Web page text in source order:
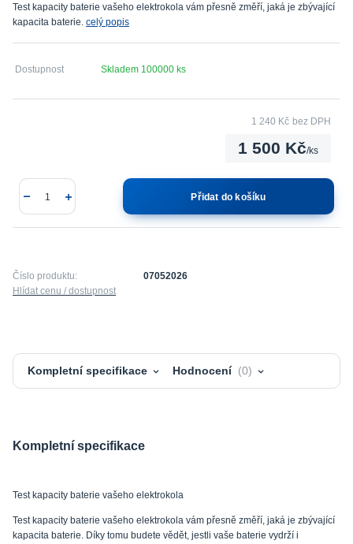
Test kapacity baterie vašeho elektrokola vám přesně změří, jaká je zbývající
kapacita baterie. celý popis
Dostupnost Skladem 100000 ks
1 500 Kč/ks
1 240 Kč bez DPH
Přidat do košíku
Číslo produktu:
07052026
Hlídat cenu / dostupnost
Kompletní specifikace Hodnocení 0
Kompletní specifikace
Test kapacity baterie vašeho elektrokola
Test kapacity baterie vašeho elektrokola vám přesně změří, jaká je zbývající
kapacita baterie. Díky tomu budete vědět, jestli vaše baterie vydrží i